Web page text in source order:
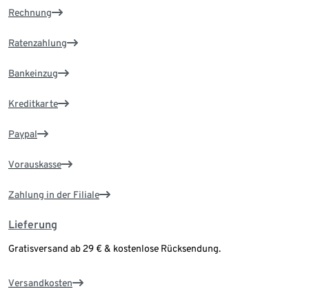
Rechnung
Ratenzahlung
Bankeinzug
Kreditkarte
Paypal
Vorauskasse
Zahlung in der Filiale
Lieferung
Gratisversand ab 29 € & kostenlose Rücksendung.
Versandkosten